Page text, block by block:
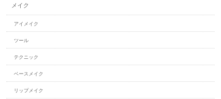
メイク
アイメイク
ツール
テクニック
ベースメイク
リップメイク